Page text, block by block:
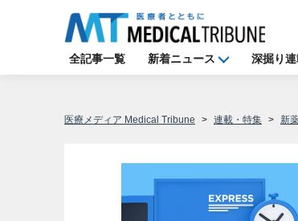
全記事一覧 新着ニュース 深掘り
医療メディア Medical Tribune 連載・特集 新